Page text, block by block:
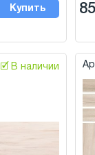
Купить
🗹 В наличии